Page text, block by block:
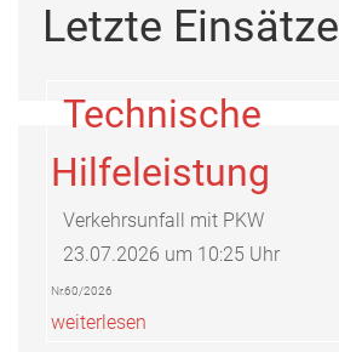
Letzte Einsätze
Technische
Hilfeleistung
Verkehrsunfall mit PKW
23.07.2026 um 10:25 Uhr
Nr.60/2026
weiterlesen